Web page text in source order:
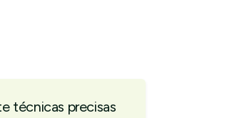
técnicas precisas